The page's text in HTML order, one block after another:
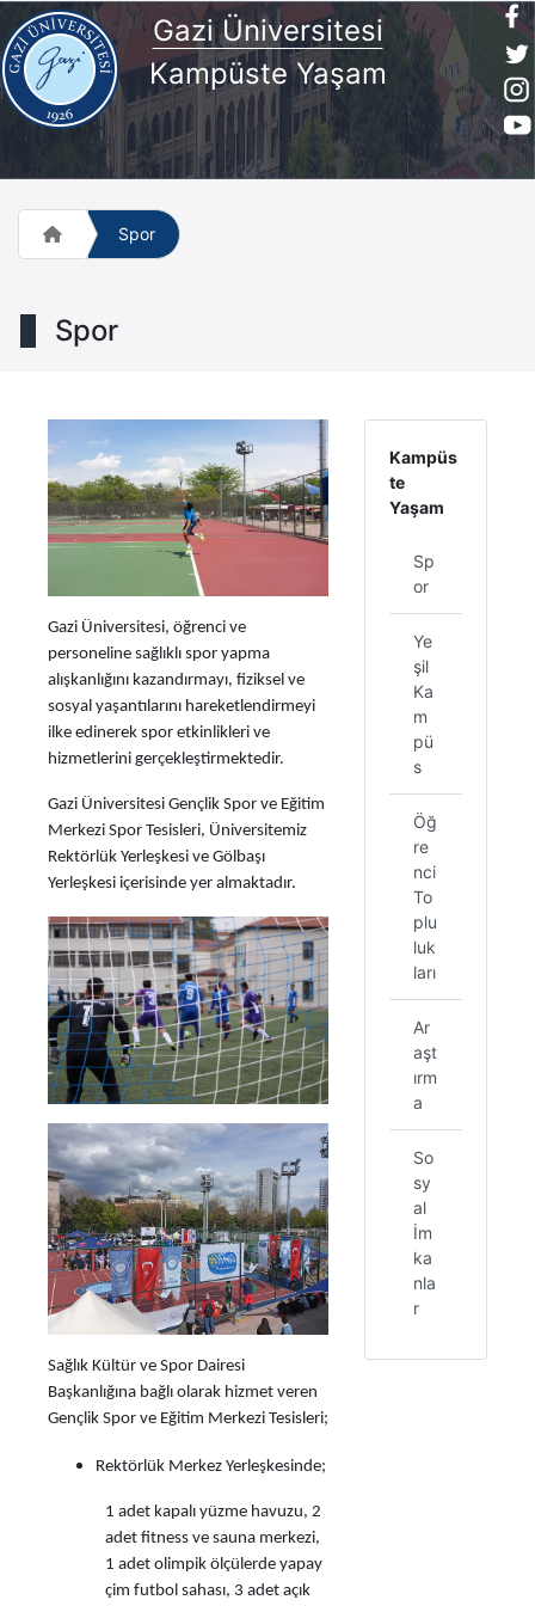
Gazi Üniversitesi
Kampüste Yaşam
Spor
Spor
Gazi Üniversitesi, öğrenci ve
personeline sağlıklı spor yapma
alışkanlığını kazandırmayı, fiziksel ve
sosyal yaşantılarını hareketlendirmeyi
ilke edinerek spor etkinlikleri ve
hizmetlerini gerçekleştirmektedir.
Gazi Üniversitesi Gençlik Spor ve Eğitim
Merkezi Spor Tesisleri, Üniversitemiz
Rektörlük Yerleşkesi ve Gölbaşı
Yerleşkesi içerisinde yer almaktadır.
Sağlık Kültür ve Spor Dairesi
Başkanlığına bağlı olarak hizmet veren
Gençlik Spor ve Eğitim Merkezi Tesisleri;
Rektörlük Merkez Yerleşkesinde;
1 adet kapalı yüzme havuzu, 2
adet fitness ve sauna merkezi,
1 adet olimpik ölçülerde yapay
çim futbol sahası, 3 adet açık
Kampüs
te
Yaşam
Sp
or
Ye
şil
Ka
m
pü
s
Öğ
re
nci
To
plu
luk
ları
Ar
aşt
ırm
a
So
sy
al
İm
ka
nla
r